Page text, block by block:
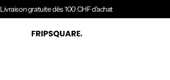
Livraison gratuite dès 100 CHF d'achat